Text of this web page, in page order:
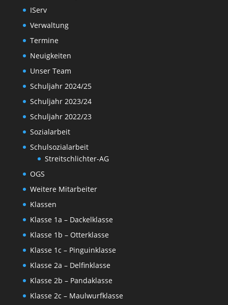
IServ
Verwaltung
Termine
Neuigkeiten
Unser Team
Schuljahr 2024/25
Schuljahr 2023/24
Schuljahr 2022/23
Sozialarbeit
Schulsozialarbeit
Streitschlichter-AG
OGS
Weitere Mitarbeiter
Klassen
Klasse 1a – Dackelklasse
Klasse 1b – Otterklasse
Klasse 1c – Pinguinklasse
Klasse 2a – Delfinklasse
Klasse 2b – Pandaklasse
Klasse 2c – Maulwurfklasse